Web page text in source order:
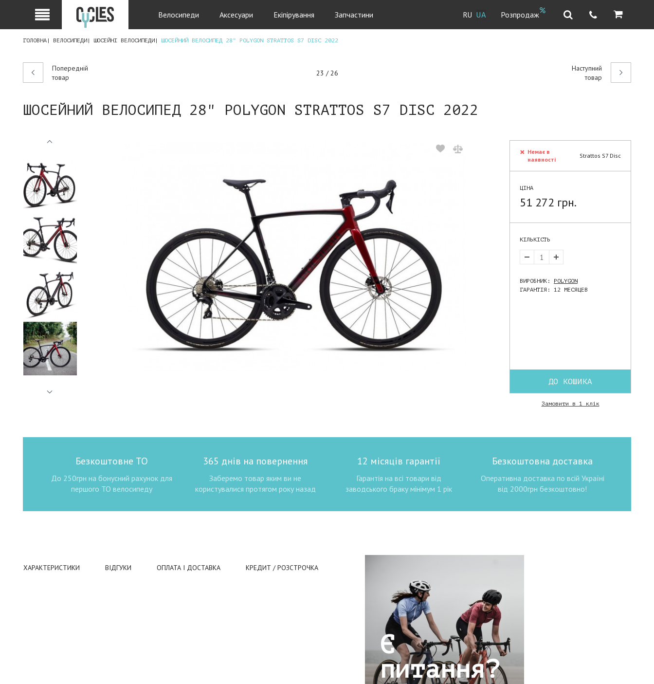
RU UA Розпродаж
Велосипеди Аксесуари Екіпірування Запчастини
ГОЛОВНА ВЕЛОСИПЕДИ ШОСЕЙНІ ВЕЛОСИПЕДИ ШОСЕЙНИЙ ВЕЛОСИПЕД 28" POLYGON STRATTOS S7 DISC 2022
Попередній
товар
23 / 26
Наступний
товар
ШОСЕЙНИЙ ВЕЛОСИПЕД 28" POLYGON STRATTOS S7 DISC 2022
Немає в
наявності
Strattos S7 Disc
ЦІНА
51 272 грн.
КІЛЬКІСТЬ
ВИРОБНИК: POLYGON
ГАРАНТІЯ: 12 МЕСЯЦЕВ
ДО КОШИКА
Замовити в 1 клік
Безкоштовне ТО
До 250грн на бонусний рахунок для
першого ТО велосипеду
365 днів на повернення
Заберемо товар яким ви не
користувалися протягом року назад
12 місяців гарантії
Гарантія на всі товари від
заводського браку мінімум 1 рік
Безкоштовна доставка
Оперативна доставка по всій Україні
від 2000грн безкоштовно!
ХАРАКТЕРИСТИКИ ВІДГУКИ ОПЛАТА І ДОСТАВКА КРЕДИТ / РОЗСТРОЧКА
Є
питання?